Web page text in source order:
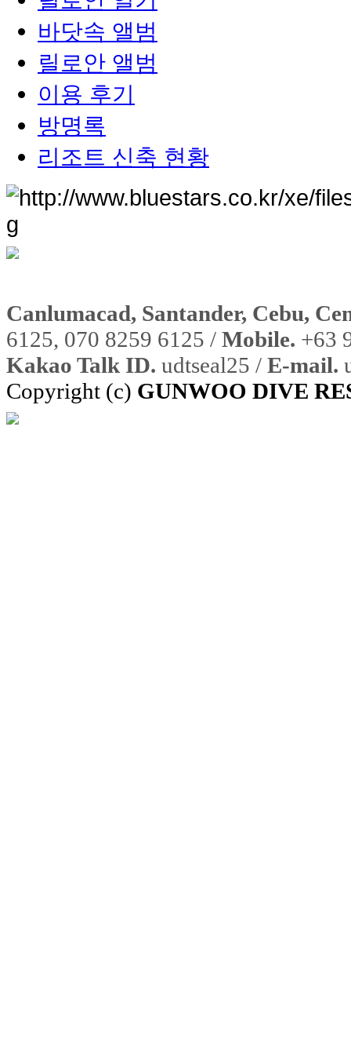
바닷속 앨범
릴로안 앨범
이용 후기
방명록
리조트 신축 현황
Canlumacad, Santander, Cebu,
6125, 070 8259 6125 / Mobile. +63
Kakao Talk ID. udtseal25 / E-mail.
Copyright (c) GUNWOO DIVE